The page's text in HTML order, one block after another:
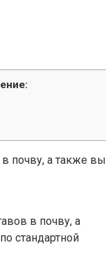
почву, а также
в почву, а
стандартной